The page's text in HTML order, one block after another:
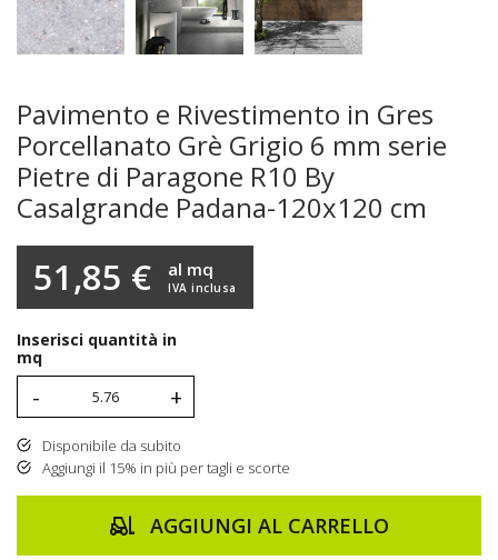
Pavimento e Rivestimento in Gres
Porcellanato Grè Grigio 6 mm serie
Pietre di Paragone R10 By
Casalgrande Padana-120x120 cm
51,85 € IVA inclusa
al mq
Inserisci quantità in
mq
- +
Disponibile da subito
Aggiungi il 15% in più per tagli e scorte
AGGIUNGI AL CARRELLO